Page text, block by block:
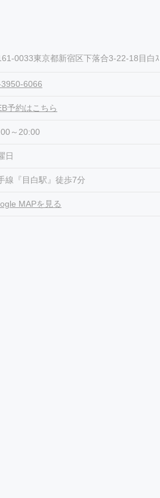
0033東京都新宿区下落合3-22-18目白ｽ
6066
予約はこちら
～20:00
日
線『目白駅』徒歩7分
MAPを見る